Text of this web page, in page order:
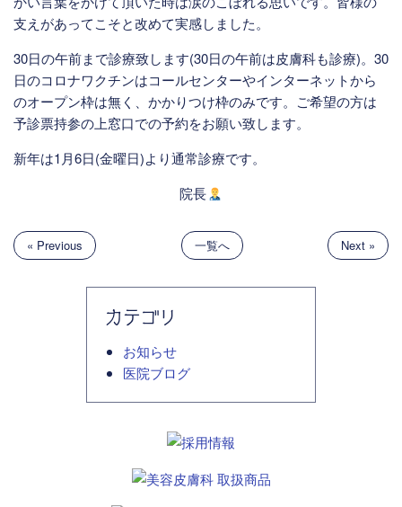
支えがあってこそと改めて実感しました。
30日の午前まで診療致します(30日の午前は皮膚科も診療)。30
日のコロナワクチンはコールセンターやインターネットから
のオープン枠は無く、かかりつけ枠のみです。ご希望の方は
予診票持参の上窓口での予約をお願い致します。
新年は1月6日(金曜日)より通常診療です。
院長
« Previous 一覧へ Next »
カテゴリ
お知らせ
医院ブログ